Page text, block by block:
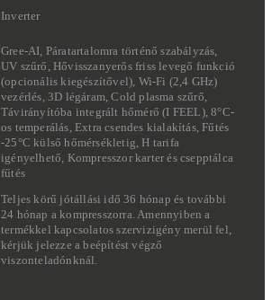
Inverter
Gree-AI, Páratartalomra történő szabályzás,
UV szűrő, Hővisszanyerős friss levegő funkció
(opcionális kiegészítővel), Wi-Fi (2,4 GHz)
vezérlés, 3D légáram, Cold plasma szűrő,
Távirányítóba integrált hőmérő (I FEEL), 8°C-
os temperálás, Extra csendes kialakítás, Fűtés
-25°C külső hőmérsékletig, H tarifa
igényelhető, Kompresszor karter és csepptálca
fűtés
Teljes körű jótállási idő 36 hónap és további
24 hónap a kompresszorra. Amennyiben a
termékkel kapcsolatos szervizigény merül fel,
kérjük jelezze a beépítést végző
viszonteladónknál.